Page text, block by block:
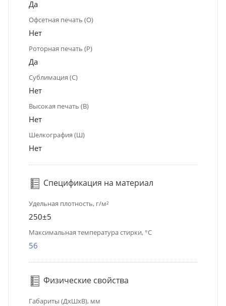
Да
Офсетная печать (О)
Нет
Роторная печать (Р)
Да
Сублимация (С)
Нет
Высокая печать (В)
Нет
Шелкография (Ш)
Нет
Спецификация на материал
Удельная плотность, г/м²
250±5
Максимальная температура стирки, °C
56
Физические свойства
Габариты (ДхШхВ), мм